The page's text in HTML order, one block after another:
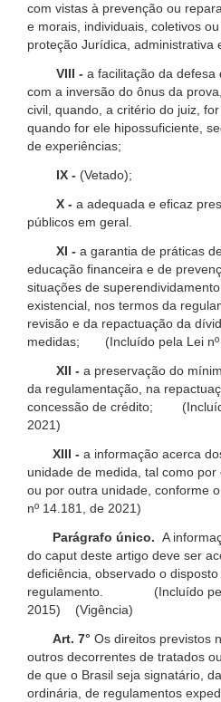
com vistas à prevenção ou
e morais, individuais, coletivos
proteção Jurídica, administrativa
VIII - a facilitação da defesa
com a inversão do ônus da
civil, quando, a critério do juiz,
quando for ele hipossuficiente,
de experiências;
IX - (Vetado);
X - a adequada e eficaz
públicos em geral.
XI - a garantia de práticas
educação financeira e de
situações de
existencial, nos termos da
revisão e da repactuação da
medidas; (Incluído pela Lei nº
XII - a preservação do
da regulamentação, na
concessão de crédito;
2021)
XIII - a informação acerca
unidade de medida, tal como
ou por outra unidade,
nº 14.181, de 2021)
Parágrafo único. A
do caput deste artigo deve ser
deficiência, observado o disposto
regulamento. (Incluído pela
2015) (Vigência)
Art. 7° Os direitos previstos
outros decorrentes de tratados
de que o Brasil seja signatário,
ordinária, de regulamentos